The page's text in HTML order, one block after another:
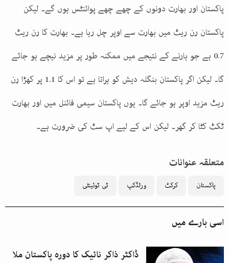
پاکستان اور بھارت دونوں کے چھے چھے پوائنٹس ہوں گے۔ لیکن
پاکستان رن ریٹ میں بھارت سے اوپر چل رہا ہے۔ بھارت کا رن ریٹ
0.7 ہے جو ہارنے کے نتیجے میں ممکنہ طور پر مزید نیچے ہو جائے
گا۔ لیکن اگر پاکستان بنگلہ دیش کو ہراتا ہے تو اس کا 1.1 پر کھڑا رن
ریٹ مزید اوپر ہو جائے گا۔ یوں پاکستان سیمی فائنل میں اور بھارت
ٹکٹ کٹا کر گھر۔ لیکن اس کے لیے اپ سٹ کی ضرورت ہے۔
متعلقہ عنوانات
پاکستان کرکٹ ورلڈکپ ٹی ٹوئینٹی
اسی بارے میں
ڈاکٹر ذاکر نائیک کا دورہ پاکستان ملا